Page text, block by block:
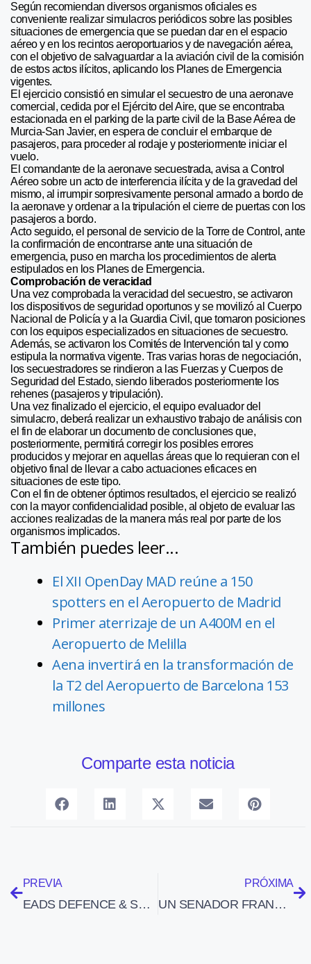
Según recomiendan diversos organismos oficiales es
conveniente realizar simulacros periódicos sobre las posibles
situaciones de emergencia que se puedan dar en el espacio
aéreo y en los recintos aeroportuarios y de navegación aérea,
con el objetivo de salvaguardar a la aviación civil de la comisión
de estos actos ilícitos, aplicando los Planes de Emergencia
vigentes.
El ejercicio consistió en simular el secuestro de una aeronave
comercial, cedida por el Ejército del Aire, que se encontraba
estacionada en el parking de la parte civil de la Base Aérea de
Murcia-San Javier, en espera de concluir el embarque de
pasajeros, para proceder al rodaje y posteriormente iniciar el
vuelo.
El comandante de la aeronave secuestrada, avisa a Control
Aéreo sobre un acto de interferencia ilícita y de la gravedad del
mismo, al irrumpir sorpresivamente personal armado a bordo de
la aeronave y ordenar a la tripulación el cierre de puertas con los
pasajeros a bordo.
Acto seguido, el personal de servicio de la Torre de Control, ante
la confirmación de encontrarse ante una situación de
emergencia, puso en marcha los procedimientos de alerta
estipulados en los Planes de Emergencia.
Comprobación de veracidad
Una vez comprobada la veracidad del secuestro, se activaron
los dispositivos de seguridad oportunos y se movilizó al Cuerpo
Nacional de Policía y a la Guardia Civil, que tomaron posiciones
con los equipos especializados en situaciones de secuestro.
Además, se activaron los Comités de Intervención tal y como
estipula la normativa vigente. Tras varias horas de negociación,
los secuestradores se rindieron a las Fuerzas y Cuerpos de
Seguridad del Estado, siendo liberados posteriormente los
rehenes (pasajeros y tripulación).
Una vez finalizado el ejercicio, el equipo evaluador del
simulacro, deberá realizar un exhaustivo trabajo de análisis con
el fin de elaborar un documento de conclusiones que,
posteriormente, permitirá corregir los posibles errores
producidos y mejorar en aquellas áreas que lo requieran con el
objetivo final de llevar a cabo actuaciones eficaces en
situaciones de este tipo.
Con el fin de obtener óptimos resultados, el ejercicio se realizó
con la mayor confidencialidad posible, al objeto de evaluar las
acciones realizadas de la manera más real por parte de los
organismos implicados.
También puedes leer...
El XII OpenDay MAD reúne a 150
spotters en el Aeropuerto de Madrid
Primer aterrizaje de un A400M en el
Aeropuerto de Melilla
Aena invertirá en la transformación de
la T2 del Aeropuerto de Barcelona 153
millones
Comparte esta noticia
PREVIA
EADS DEFENCE & SECURITY ESPAÑA FIRMA UN CONTRATO DE APOYO INDUSTRIAL A LOS AVIONES EUROFIGHTER POR 150 MILLONES DE EUROS
PRÓXIMA
UN SENADOR FRANCÉS PIDE QUE SE REDUZCA EL IVA PARA LAS AERONAVES CON MOTORIZACIÓN ELÉCTRICA